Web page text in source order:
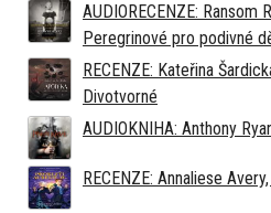
AUDIORECENZE: Ransom
Peregrinové pro podivné
RECENZE: Kateřina
Divotvorné
AUDIOKNIHA: Anthony
RECENZE: Annaliese